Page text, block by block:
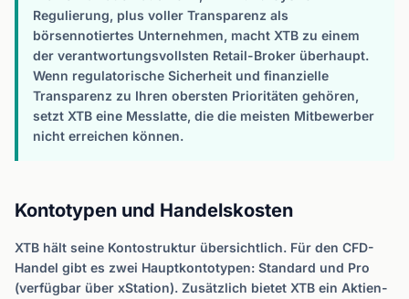
Regulierung, plus voller Transparenz als
börsennotiertes Unternehmen, macht XTB zu einem
der verantwortungsvollsten Retail-Broker überhaupt.
Wenn regulatorische Sicherheit und finanzielle
Transparenz zu Ihren obersten Prioritäten gehören,
setzt XTB eine Messlatte, die die meisten Mitbewerber
nicht erreichen können.
Kontotypen und Handelskosten
XTB hält seine Kontostruktur übersichtlich. Für den CFD-
Handel gibt es zwei Hauptkontotypen: Standard und Pro
(verfügbar über xStation). Zusätzlich bietet XTB ein Aktien-